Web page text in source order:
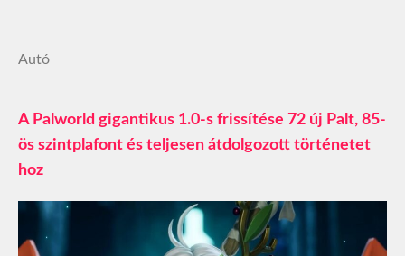
Autó
A Palworld gigantikus 1.0-s frissítése 72 új Palt, 85-
ös szintplafont és teljesen átdolgozott történetet
hoz